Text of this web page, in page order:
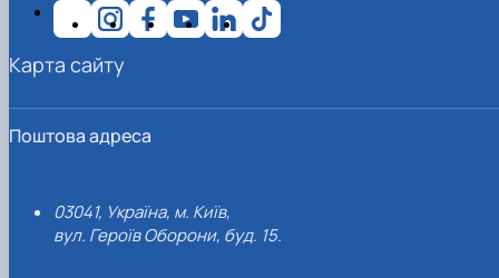
Поштова адреса
03041, Україна, м. Київ,
вул. Героїв Оборони, буд. 15.
Карта сайту